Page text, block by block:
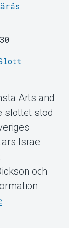
Arts and
slottet stod
Israel
och